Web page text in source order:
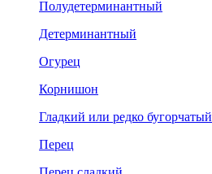
Полудетерминантный
Детерминантный
Огурец
Корнишон
Гладкий или редко бугорчатый
Перец